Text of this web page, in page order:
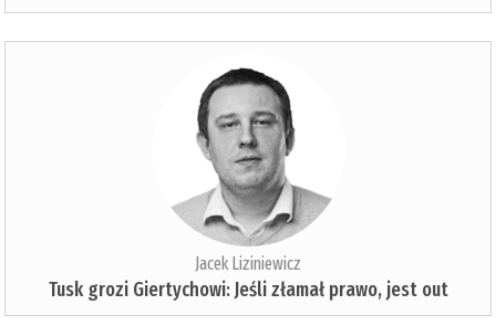
Jacek Liziniewicz
Tusk grozi Giertychowi: Jeśli złamał prawo, jest out